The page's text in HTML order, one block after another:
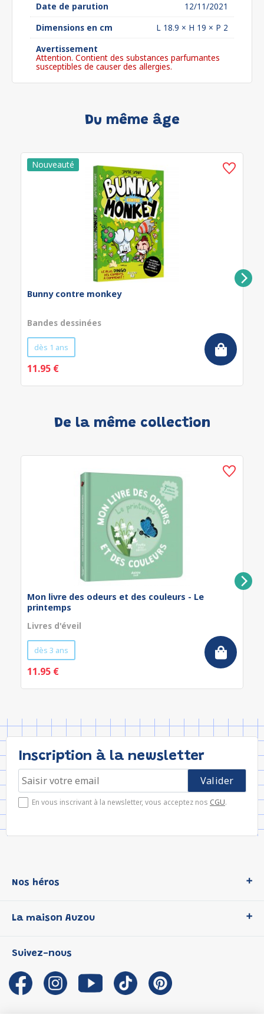
Date de parution
12/11/2021
Dimensions en cm
L 18.9 × H 19 × P 2
Avertissement
Attention. Contient des substances parfumantes
susceptibles de causer des allergies.
Du même âge
Bunny contre monkey
Bandes dessinées
dès 1 ans
11.95 €
De la même collection
Mon livre des odeurs et des couleurs - Le
printemps
Livres d'éveil
dès 3 ans
11.95 €
Inscription à la newsletter
En vous inscrivant à la newsletter, vous acceptez nos CGU.
Nos héros
P'tit Loup
Les Influenceuses
Migali
Petite Taupe
La maison Auzou
Notre histoire
Auzou s'engage
Auteurs et illustrateurs Auzou
Suivez-nous